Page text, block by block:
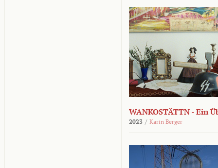
WANKOSTÄTTN - Ein
2023 / Karin Berger